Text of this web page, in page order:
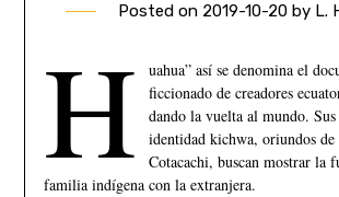
Posted on 2019-10-20 by L.
H
uahua” así se denomina el
ficcionado de creadores
dando la vuelta al mundo. Sus
identidad kichwa, oriundos
Cotacachi, buscan mostrar la
familia indígena con la extranjera.